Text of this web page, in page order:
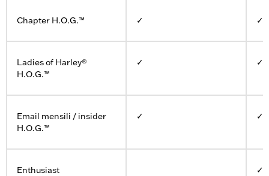
Chapter H.O.G.™ ✓ ✓
Ladies of Harley®
H.O.G.™
✓ ✓
Email mensili / insider
H.O.G.™
✓ ✓
Enthusiast ✓